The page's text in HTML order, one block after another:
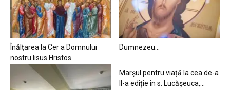
Înălțarea la Cer a Domnului
nostru Iisus Hristos
Dumnezeu…
Marșul pentru viață la cea de-a
II-a ediție în s. Lucășeuca,...